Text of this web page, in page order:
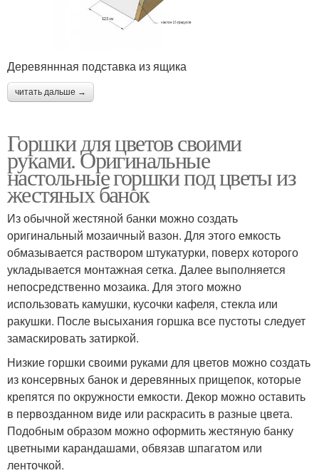
Деревяннная подставка из ящика
читать дальше →
Горшки для цветов своими
руками. Оригинальные
настольные горшки под цветы из
жестяных банок
Из обычной жестяной банки можно создать
оригинальный мозаичный вазон. Для этого емкость
обмазывается раствором штукатурки, поверх которого
укладывается монтажная сетка. Далее выполняется
непосредственно мозаика. Для этого можно
использовать камушки, кусочки кафеля, стекла или
ракушки. После высыхания горшка все пустоты следует
замаскировать затиркой.
Низкие горшки своими руками для цветов можно создать
из консервных банок и деревянных прищепок, которые
крепятся по окружности емкости. Декор можно оставить
в первозданном виде или раскрасить в разные цвета.
Подобным образом можно оформить жестяную банку
цветными карандашами, обвязав шпагатом или
ленточкой.